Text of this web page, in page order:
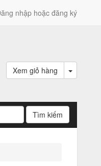
nhập hoặc đăng ký
Xem giỏ hàng